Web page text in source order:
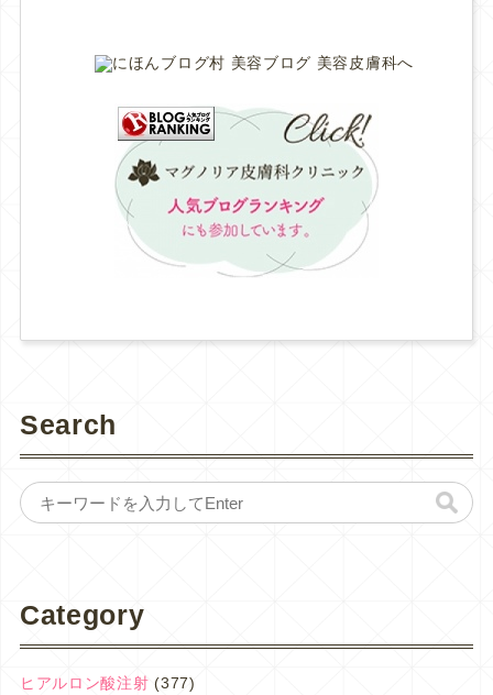
Search
Category
ヒアルロン酸注射 (377)